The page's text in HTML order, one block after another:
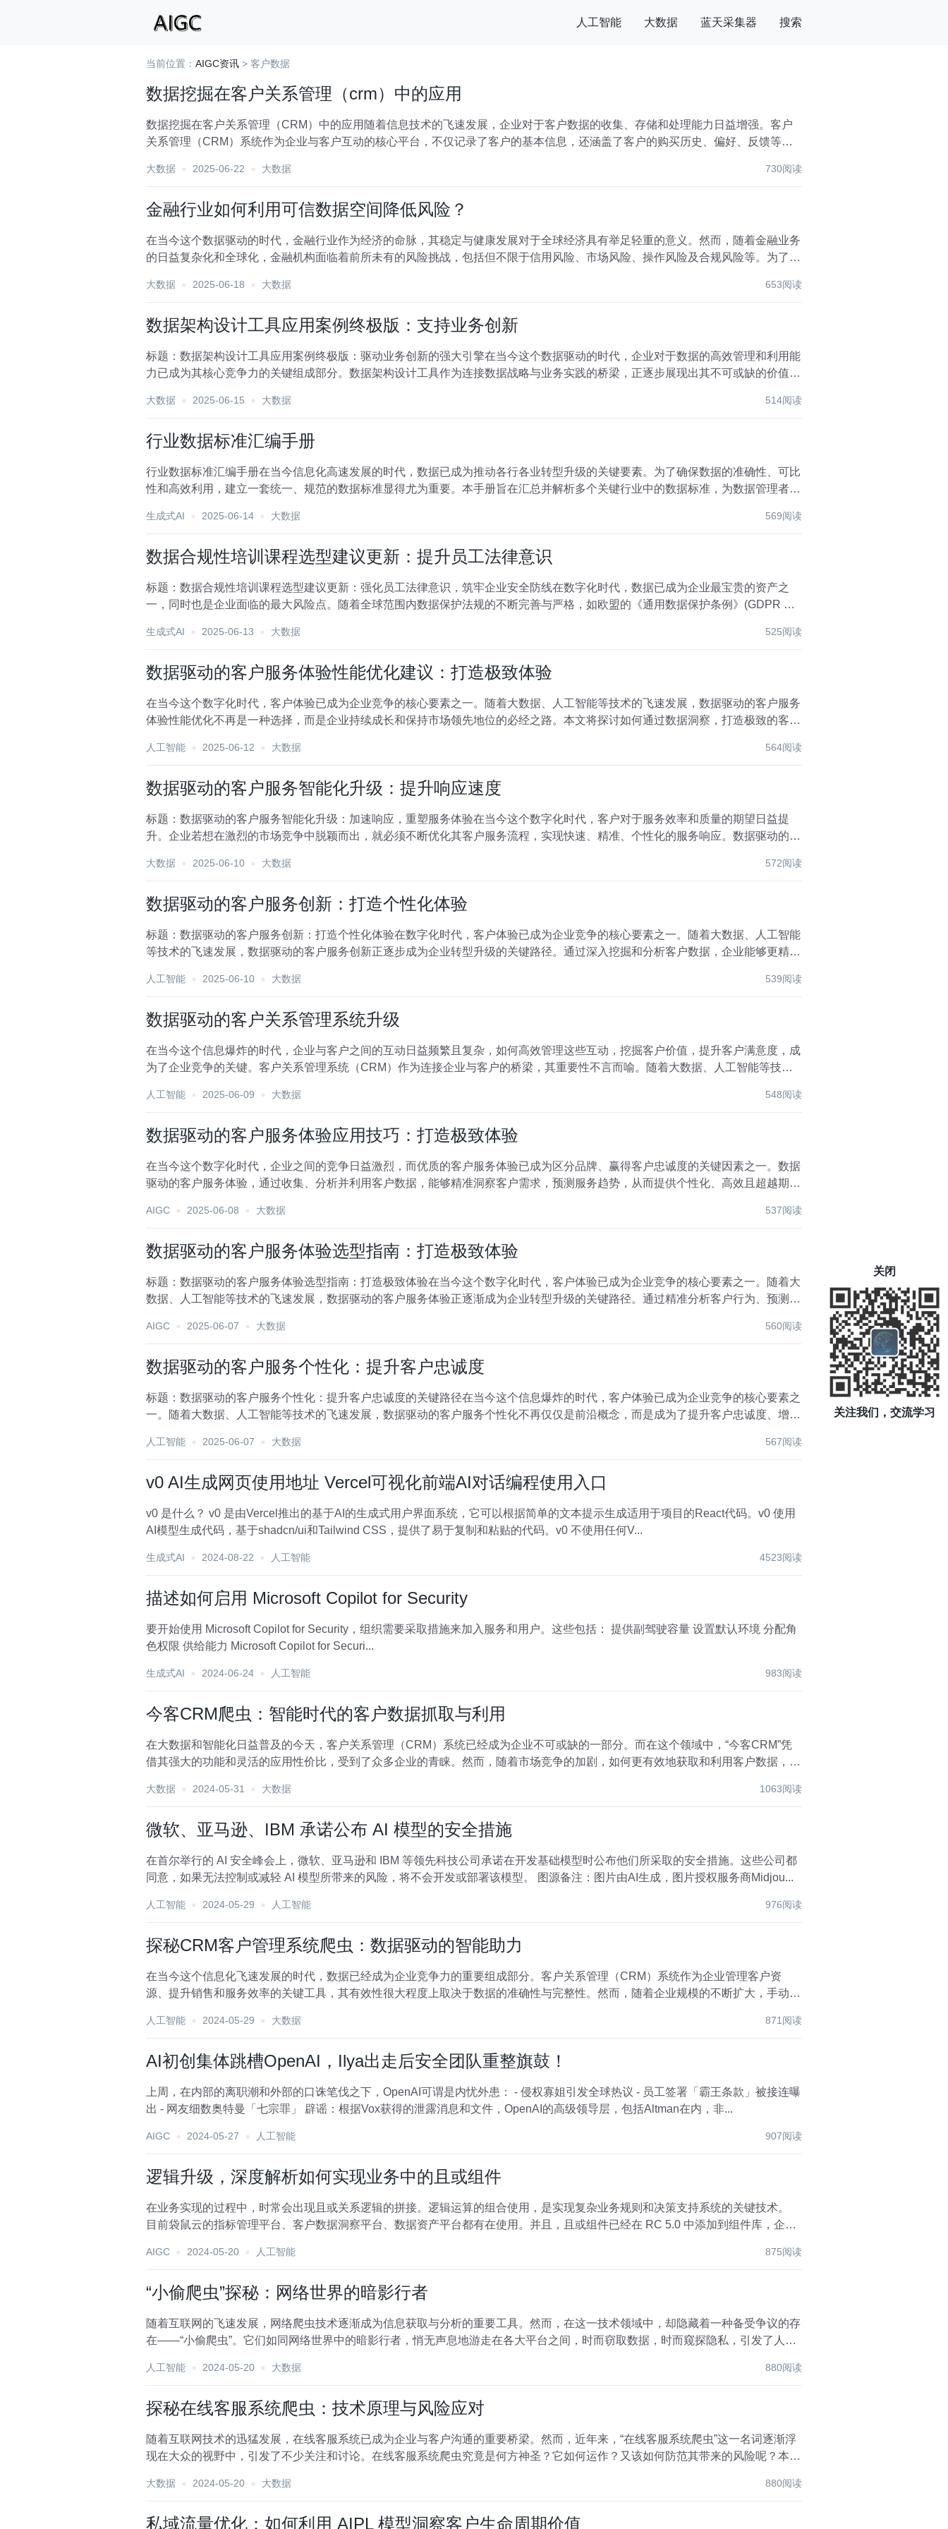
人工智能 大数据 蓝天采集器 搜索
当前位置： AIGC资讯 > 客户数据
数据挖掘在客户关系管理（crm）中的应用
数据挖掘在客户关系管理（CRM）中的应用随着信息技术的飞速发展，企业对于客户数据的收集、存储和处理能力日益增强。客户
关系管理（CRM）系统作为企业与客户互动的核心平台，不仅记录了客户的基本信息，还涵盖了客户的购买历史、偏好、反馈等多
大数据 2025-06-22 大数据 730阅读
金融行业如何利用可信数据空间降低风险？
在当今这个数据驱动的时代，金融行业作为经济的命脉，其稳定与健康发展对于全球经济具有举足轻重的意义。然而，随着金融业务
的日益复杂化和全球化，金融机构面临着前所未有的风险挑战，包括但不限于信用风险、市场风险、操作风险及合规风险等。为了有
大数据 2025-06-18 大数据 653阅读
数据架构设计工具应用案例终极版：支持业务创新
标题：数据架构设计工具应用案例终极版：驱动业务创新的强大引擎在当今这个数据驱动的时代，企业对于数据的高效管理和利用能
力已成为其核心竞争力的关键组成部分。数据架构设计工具作为连接数据战略与业务实践的桥梁，正逐步展现出其不可或缺的价值，
大数据 2025-06-15 大数据 514阅读
行业数据标准汇编手册
行业数据标准汇编手册在当今信息化高速发展的时代，数据已成为推动各行各业转型升级的关键要素。为了确保数据的准确性、可比
性和高效利用，建立一套统一、规范的数据标准显得尤为重要。本手册旨在汇总并解析多个关键行业中的数据标准，为数据管理者、
生成式AI 2025-06-14 大数据 569阅读
数据合规性培训课程选型建议更新：提升员工法律意识
标题：数据合规性培训课程选型建议更新：强化员工法律意识，筑牢企业安全防线在数字化时代，数据已成为企业最宝贵的资产之
一，同时也是企业面临的最大风险点。随着全球范围内数据保护法规的不断完善与严格，如欧盟的《通用数据保护条例》(GDPR 、
生成式AI 2025-06-13 大数据 525阅读
数据驱动的客户服务体验性能优化建议：打造极致体验
在当今这个数字化时代，客户体验已成为企业竞争的核心要素之一。随着大数据、人工智能等技术的飞速发展，数据驱动的客户服务
体验性能优化不再是一种选择，而是企业持续成长和保持市场领先地位的必经之路。本文将探讨如何通过数据洞察，打造极致的客户
人工智能 2025-06-12 大数据 564阅读
数据驱动的客户服务智能化升级：提升响应速度
标题：数据驱动的客户服务智能化升级：加速响应，重塑服务体验在当今这个数字化时代，客户对于服务效率和质量的期望日益提
升。企业若想在激烈的市场竞争中脱颖而出，就必须不断优化其客户服务流程，实现快速、精准、个性化的服务响应。数据驱动的客
大数据 2025-06-10 大数据 572阅读
数据驱动的客户服务创新：打造个性化体验
标题：数据驱动的客户服务创新：打造个性化体验在数字化时代，客户体验已成为企业竞争的核心要素之一。随着大数据、人工智能
等技术的飞速发展，数据驱动的客户服务创新正逐步成为企业转型升级的关键路径。通过深入挖掘和分析客户数据，企业能够更精准
人工智能 2025-06-10 大数据 539阅读
数据驱动的客户关系管理系统升级
在当今这个信息爆炸的时代，企业与客户之间的互动日益频繁且复杂，如何高效管理这些互动，挖掘客户价值，提升客户满意度，成
为了企业竞争的关键。客户关系管理系统（CRM）作为连接企业与客户的桥梁，其重要性不言而喻。随着大数据、人工智能等技术
人工智能 2025-06-09 大数据 548阅读
数据驱动的客户服务体验应用技巧：打造极致体验
在当今这个数字化时代，企业之间的竞争日益激烈，而优质的客户服务体验已成为区分品牌、赢得客户忠诚度的关键因素之一。数据
驱动的客户服务体验，通过收集、分析并利用客户数据，能够精准洞察客户需求，预测服务趋势，从而提供个性化、高效且超越期望
AIGC 2025-06-08 大数据 537阅读
数据驱动的客户服务体验选型指南：打造极致体验
标题：数据驱动的客户服务体验选型指南：打造极致体验在当今这个数字化时代，客户体验已成为企业竞争的核心要素之一。随着大
数据、人工智能等技术的飞速发展，数据驱动的客户服务体验正逐渐成为企业转型升级的关键路径。通过精准分析客户行为、预测需
AIGC 2025-06-07 大数据 560阅读
数据驱动的客户服务个性化：提升客户忠诚度
标题：数据驱动的客户服务个性化：提升客户忠诚度的关键路径在当今这个信息爆炸的时代，客户体验已成为企业竞争的核心要素之
一。随着大数据、人工智能等技术的飞速发展，数据驱动的客户服务个性化不再仅仅是前沿概念，而是成为了提升客户忠诚度、增强
人工智能 2025-06-07 大数据 567阅读
v0 AI生成网页使用地址 Vercel可视化前端AI对话编程使用入口
v0 是什么？ v0 是由Vercel推出的基于AI的生成式用户界面系统，它可以根据简单的文本提示生成适用于项目的React代码。v0 使用
AI模型生成代码，基于shadcn/ui和Tailwind CSS，提供了易于复制和粘贴的代码。v0 不使用任何V...
生成式AI 2024-08-22 人工智能 4523阅读
描述如何启用 Microsoft Copilot for Security
要开始使用 Microsoft Copilot for Security，组织需要采取措施来加入服务和用户。这些包括： 提供副驾驶容量 设置默认环境 分配角
色权限 供给能力 Microsoft Copilot for Securi...
生成式AI 2024-06-24 人工智能 983阅读
今客CRM爬虫：智能时代的客户数据抓取与利用
在大数据和智能化日益普及的今天，客户关系管理（CRM）系统已经成为企业不可或缺的一部分。而在这个领域中，“今客CRM”凭
借其强大的功能和灵活的应用性价比，受到了众多企业的青睐。然而，随着市场竞争的加剧，如何更有效地获取和利用客户数据，成
大数据 2024-05-31 大数据 1063阅读
​微软、亚马逊、IBM 承诺公布 AI 模型的安全措施
在首尔举行的 AI 安全峰会上，微软、亚马逊和 IBM 等领先科技公司承诺在开发基础模型时公布他们所采取的安全措施。这些公司都
同意，如果无法控制或减轻 AI 模型所带来的风险，将不会开发或部署该模型。 图源备注：图片由AI生成，图片授权服务商Midjou...
人工智能 2024-05-29 人工智能 976阅读
探秘CRM客户管理系统爬虫：数据驱动的智能助力
在当今这个信息化飞速发展的时代，数据已经成为企业竞争力的重要组成部分。客户关系管理（CRM）系统作为企业管理客户资
源、提升销售和服务效率的关键工具，其有效性很大程度上取决于数据的准确性与完整性。然而，随着企业规模的不断扩大，手动录
人工智能 2024-05-29 大数据 871阅读
AI初创集体跳槽OpenAI，Ilya出走后安全团队重整旗鼓！
上周，在内部的离职潮和外部的口诛笔伐之下，OpenAI可谓是内忧外患： - 侵权寡姐引发全球热议 - 员工签署「霸王条款」被接连曝
出 - 网友细数奥特曼「七宗罪」 辟谣：根据Vox获得的泄露消息和文件，OpenAI的高级领导层，包括Altman在内，非...
AIGC 2024-05-27 人工智能 907阅读
逻辑升级，深度解析如何实现业务中的且或组件
在业务实现的过程中，时常会出现且或关系逻辑的拼接。逻辑运算的组合使用，是实现复杂业务规则和决策支持系统的关键技术。
目前袋鼠云的指标管理平台、客户数据洞察平台、数据资产平台都有在使用。并且，且或组件已经在 RC 5.0 中添加到组件库，企业
AIGC 2024-05-20 人工智能 875阅读
“小偷爬虫”探秘：网络世界的暗影行者
随着互联网的飞速发展，网络爬虫技术逐渐成为信息获取与分析的重要工具。然而，在这一技术领域中，却隐藏着一种备受争议的存
在——“小偷爬虫”。它们如同网络世界中的暗影行者，悄无声息地游走在各大平台之间，时而窃取数据，时而窥探隐私，引发了人们
人工智能 2024-05-20 大数据 880阅读
探秘在线客服系统爬虫：技术原理与风险应对
随着互联网技术的迅猛发展，在线客服系统已成为企业与客户沟通的重要桥梁。然而，近年来，“在线客服系统爬虫”这一名词逐渐浮
现在大众的视野中，引发了不少关注和讨论。在线客服系统爬虫究竟是何方神圣？它如何运作？又该如何防范其带来的风险呢？本文
大数据 2024-05-20 大数据 880阅读
私域流量优化：如何利用 AIPL 模型洞察客户生命周期价值
关闭
关注我们，交流学习